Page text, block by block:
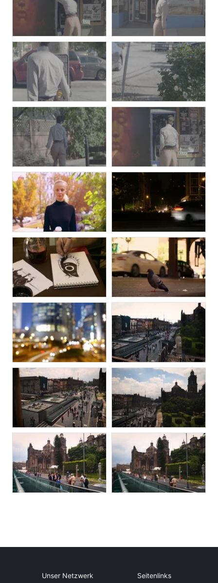
Unser Netzwerk Seitenlinks